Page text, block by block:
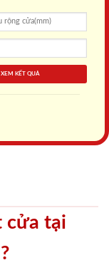
XEM KẾT QUẢ
cửa tại